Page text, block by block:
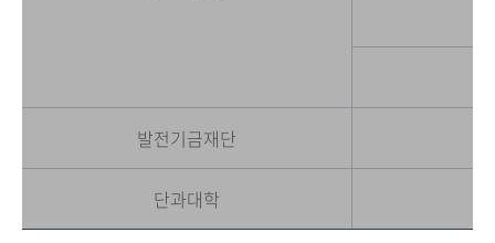
발전기금재단
단과대학